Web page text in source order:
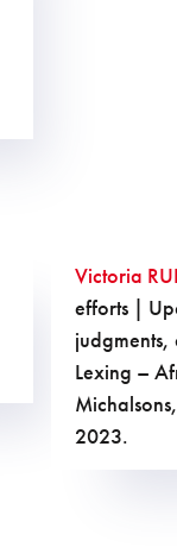
Victoria
efforts |
Lexing –
2023.